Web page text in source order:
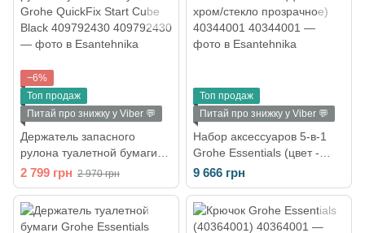
−6%
Топ продаж
Питай про знижку у Viber 💬
Держатель запасного
рулона туалетной бумаги
Grohe QuickFix Start Cube
Black 409792430
2 799 грн 2 970 грн
Топ продаж
Питай про знижку у Viber 💬
Набор аксессуаров 5-в-1
Grohe Essentials (цвет -
хром/стекло прозрачное)
40344001
9 666 грн